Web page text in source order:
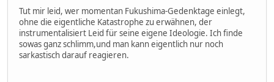
Tut mir leid, wer momentan Fukushima-Gedenktage einlegt,
ohne die eigentliche Katastrophe zu erwähnen, der
instrumentalisiert Leid für seine eigene Ideologie. Ich finde
sowas ganz schlimm,und man kann eigentlich nur noch
sarkastisch darauf reagieren.